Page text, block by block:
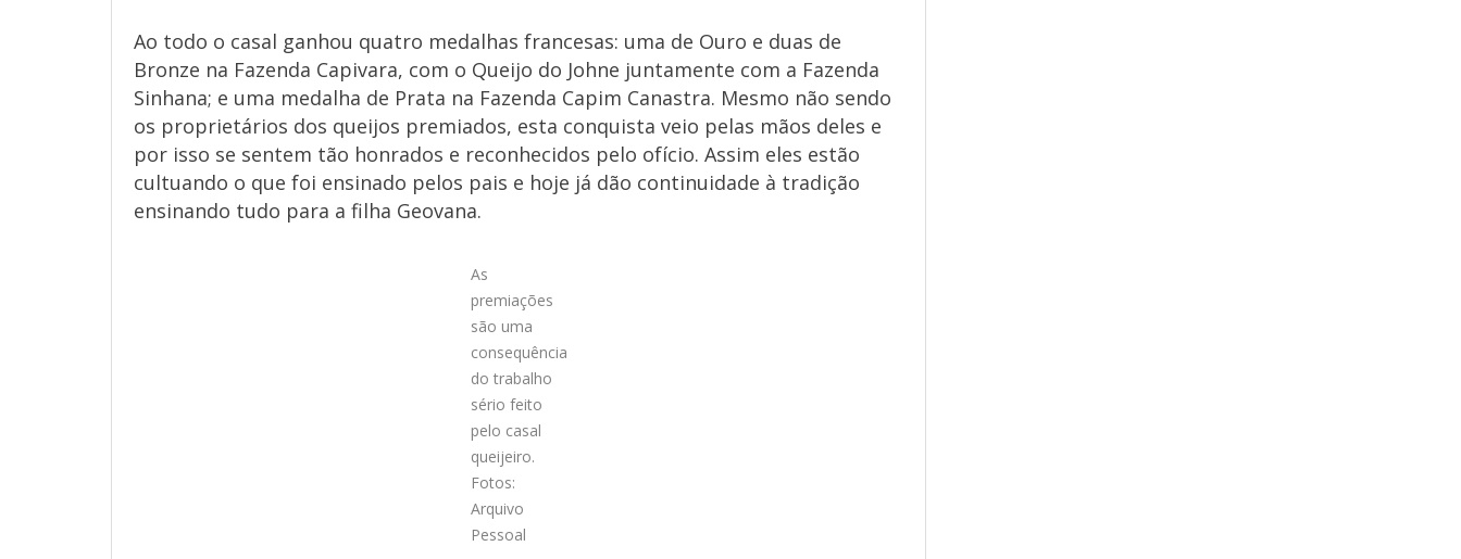
Ao todo o casal ganhou quatro medalhas francesas: uma de Ouro e duas de
Bronze na Fazenda Capivara, com o Queijo do Johne juntamente com a Fazenda
Sinhana; e uma medalha de Prata na Fazenda Capim Canastra. Mesmo não sendo
os proprietários dos queijos premiados, esta conquista veio pelas mãos deles e
por isso se sentem tão honrados e reconhecidos pelo ofício. Assim eles estão
cultuando o que foi ensinado pelos pais e hoje já dão continuidade à tradição
ensinando tudo para a filha Geovana.
As
premiações
são uma
consequência
do trabalho
sério feito
pelo casal
queijeiro.
Fotos:
Arquivo
Pessoal